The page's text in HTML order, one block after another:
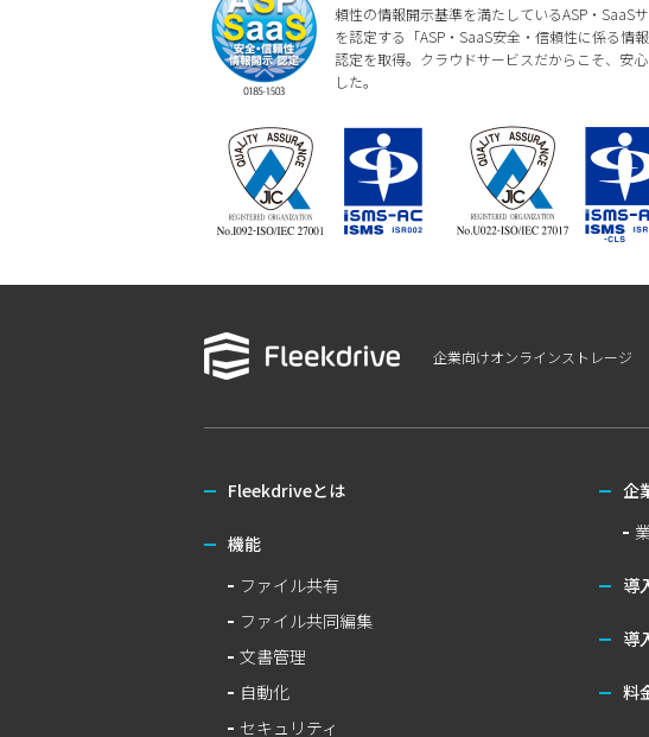
頼性の情報開示基準を満たしているASP・SaaS
を認定する「ASP・SaaS安全・信頼性に係る情
認定を取得。クラウドサービスだからこそ、安
した。
企業向けオンラインストレージ
Fleekdriveとは
機能
ファイル共有
ファイル共同編集
文書管理
自動化
セキュリティ
企
導
導
料